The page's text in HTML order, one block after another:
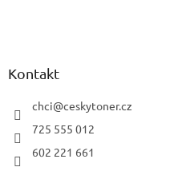
Kontakt
chci@ceskytoner.cz
725 555 012
602 221 661